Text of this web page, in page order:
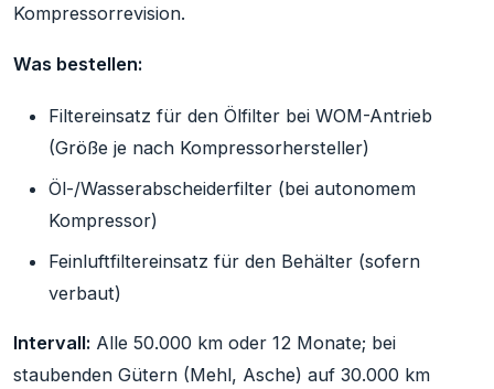
Kompressorrevision.
Was bestellen:
Filtereinsatz für den Ölfilter bei WOM-Antrieb
(Größe je nach Kompressorhersteller)
Öl-/Wasserabscheiderfilter (bei autonomem
Kompressor)
Feinluftfiltereinsatz für den Behälter (sofern
verbaut)
Intervall: Alle 50.000 km oder 12 Monate; bei
staubenden Gütern (Mehl, Asche) auf 30.000 km